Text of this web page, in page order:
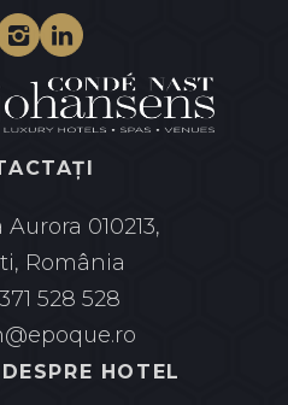
Linkedin
Aurora 010213,
România
528 528
HOTEL